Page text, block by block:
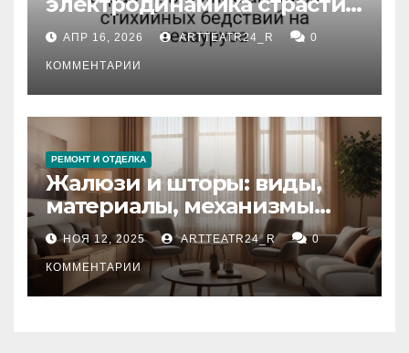
влияние анализа
стихийных бедствий на
тезауруса
АПР 16, 2026 ARTTEATR24_R 0
КОММЕНТАРИИ
РЕМОНТ И ОТДЕЛКА
Жалюзи и шторы: виды,
материалы, механизмы
управления и уход
НОЯ 12, 2025 ARTTEATR24_R 0
КОММЕНТАРИИ